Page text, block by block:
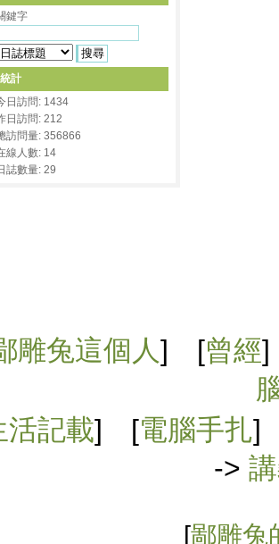
鍵字
統計
日訪問: 1434
日訪問: 212
訪問量: 356866
線人數: 14
誌數量: 29
雕兔這個人] [曾經
活記載] [電腦手扎]
->
[鄙雕兔